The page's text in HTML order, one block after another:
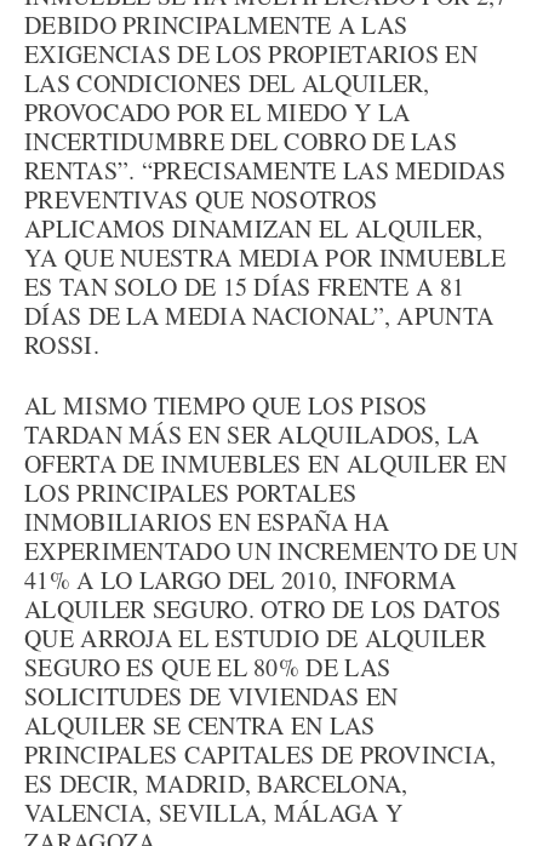
DEBIDO PRINCIPALMENTE A LAS
EXIGENCIAS DE LOS PROPIETARIOS EN
LAS CONDICIONES DEL ALQUILER,
PROVOCADO POR EL MIEDO Y LA
INCERTIDUMBRE DEL COBRO DE LAS
RENTAS”. “PRECISAMENTE LAS MEDIDAS
PREVENTIVAS QUE NOSOTROS
APLICAMOS DINAMIZAN EL ALQUILER,
YA QUE NUESTRA MEDIA POR INMUEBLE
ES TAN SOLO DE 15 DÍAS FRENTE A 81
DÍAS DE LA MEDIA NACIONAL”, APUNTA
ROSSI.
AL MISMO TIEMPO QUE LOS PISOS
TARDAN MÁS EN SER ALQUILADOS, LA
OFERTA DE INMUEBLES EN ALQUILER EN
LOS PRINCIPALES PORTALES
INMOBILIARIOS EN ESPAÑA HA
EXPERIMENTADO UN INCREMENTO DE UN
41% A LO LARGO DEL 2010, INFORMA
ALQUILER SEGURO. OTRO DE LOS DATOS
QUE ARROJA EL ESTUDIO DE ALQUILER
SEGURO ES QUE EL 80% DE LAS
SOLICITUDES DE VIVIENDAS EN
ALQUILER SE CENTRA EN LAS
PRINCIPALES CAPITALES DE PROVINCIA,
ES DECIR, MADRID, BARCELONA,
VALENCIA, SEVILLA, MÁLAGA Y